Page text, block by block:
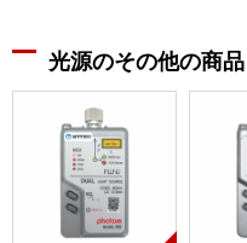
光源のその他の商品